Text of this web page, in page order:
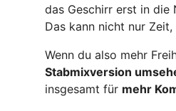
das Geschirr erst in die
Das kann nicht nur
Wenn du also mehr
Stabmixversion
insgesamt für mehr